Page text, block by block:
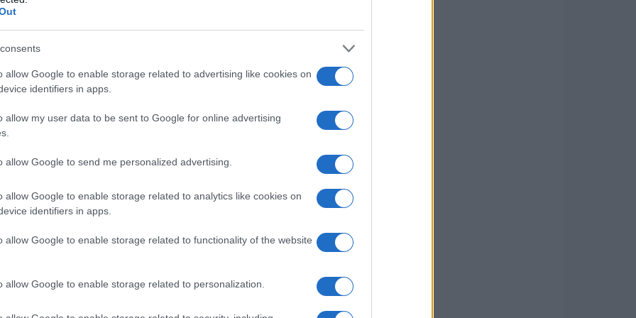
allow Google to enable storage related to advertising like cookies on
identifiers in apps.
allow my user data to be sent to Google for online advertising
allow Google to send me personalized advertising.
allow Google to enable storage related to analytics like cookies on
identifiers in apps.
allow Google to enable storage related to functionality of the website
allow Google to enable storage related to personalization.
Per verificare se il tuo Chrome è aggiornato,
alto a destra) e controlla la voce
vero? Se non hai già applicato
automaticamente.